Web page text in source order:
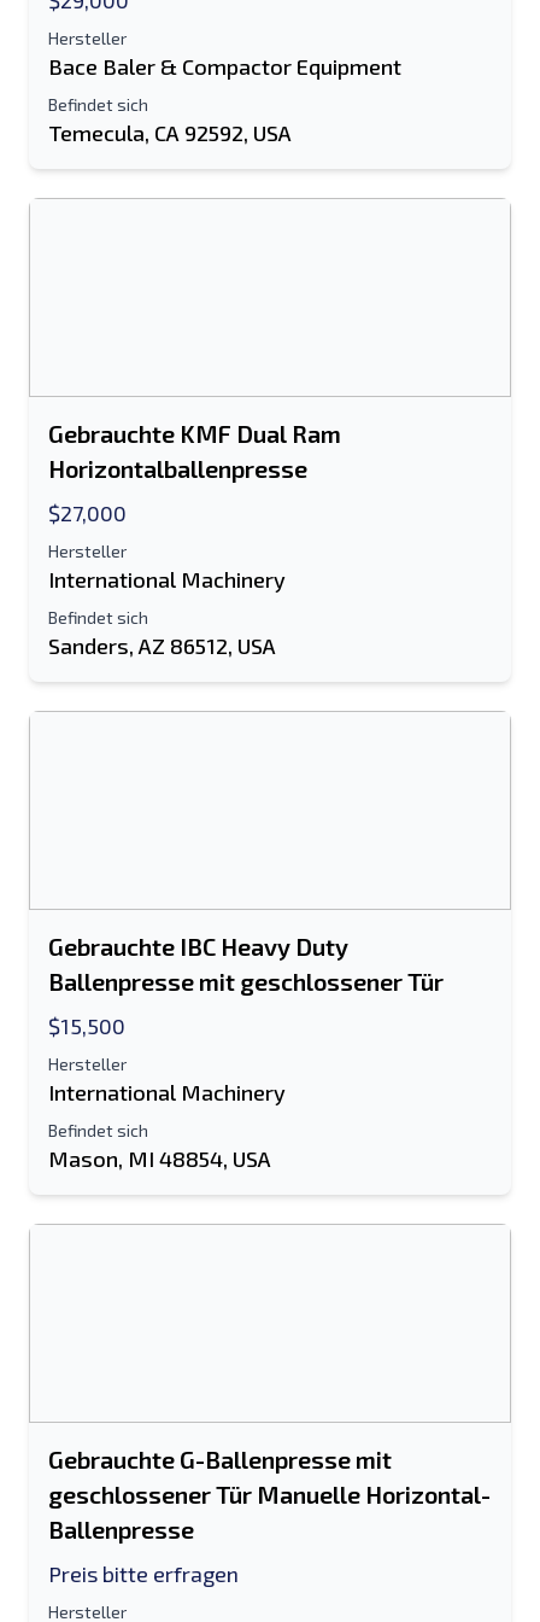
Hersteller
Bace Baler & Compactor Equipment
Befindet sich
Temecula, CA 92592, USA
Gebrauchte KMF Dual Ram
Horizontalballenpresse
$27,000
Hersteller
International Machinery
Befindet sich
Sanders, AZ 86512, USA
Gebrauchte IBC Heavy Duty
Ballenpresse mit geschlossener Tür
$15,500
Hersteller
International Machinery
Befindet sich
Mason, MI 48854, USA
Gebrauchte G-Ballenpresse mit
geschlossener Tür Manuelle Horizontal-
Ballenpresse
Preis bitte erfragen
Hersteller